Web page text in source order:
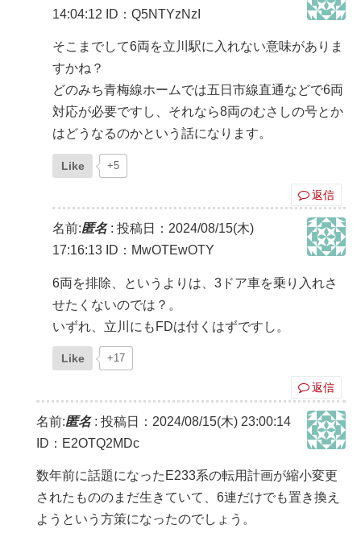
14:04:12
ID：Q5NTYzNzI
そこまでして6両を立川駅に入れない意味がありま
すかね？
どのみち青梅線ホームでは五日市線直通などで6両
対応が必要ですし、それなら8両のむさしの号とか
はどうなるのかという話になります。
Like +5
返信
名前:匿名: 投稿日：2024/08/15(木)
17:16:13 ID：MwOTEwOTY
6両を排除、というよりは、3ドア車を乗り入れさ
せたくないのでは？。
いずれ、立川にもFDは付くはずですし。
Like +17
返信
名前:匿名: 投稿日：2024/08/15(木) 23:00:14
ID：E2OTQ2MDc
数年前に話題になったE233系の転用計画が縮小変更
されたもののまだ生きていて、6連だけでも置き換え
ようという方策になったのでしょう。